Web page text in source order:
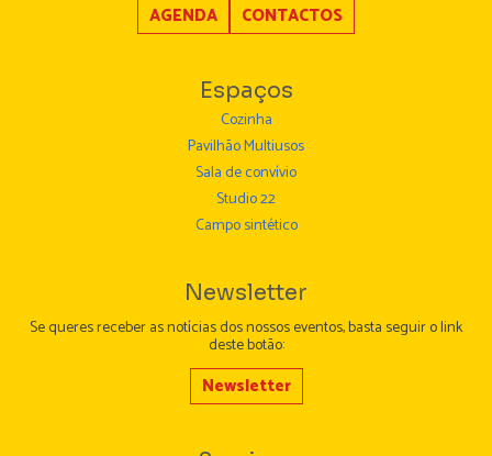
AGENDA CONTACTOS
Espaços
Cozinha
Pavilhão Multiusos
Sala de convívio
Studio 22
Campo sintético
Newsletter
Se queres receber as notícias dos nossos eventos, basta seguir o link
deste botão:
Newsletter